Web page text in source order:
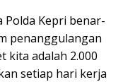
Polda Kepri benar-
penanggulangan
kita adalah 2.000
setiap hari kerja